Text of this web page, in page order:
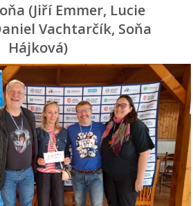
(Jiří Emmer, Lucie
Vachtarčík, Soňa
Hájková)